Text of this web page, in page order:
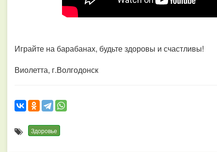
Играйте на барабанах, будьте здоровы и счастливы!
Виолетта, г.Волгодонск
Здоровье